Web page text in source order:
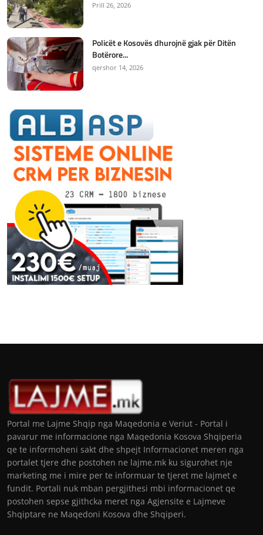
Prill 26, 2026
Policët e Kosovës dhurojnë gjak për Ditën
Botërore...
qershor 14, 2026
Portal me Lajme Shqip nga Maqedonia e Veriut - Portal i
pavarur me informacione nga Maqedonia Kosova Shqiperia
qe te informoheni sakt dhe shpejt Informacionet meren nga
portalet tjere dhe postohen ne lajme.mk ku sigurohet nje
marketing me i mire per te informuar te tjeret me lajmet e
fundit. Portali nuk mban pergjithesi mbi informacionet qe
postohen sepse gjithcka meret nga Agjensite e Lajmeve
Shqiptare ne Maqedoni Kosova dhe Shqiperi.